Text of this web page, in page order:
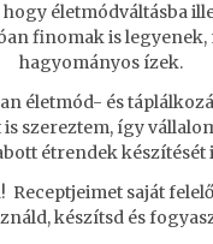
életmódváltásba
finomak is legyenek,
hagyományos ízek.
életmód- és
szereztem, így
étrendek készítését
Receptjeimet saját
készítsd és